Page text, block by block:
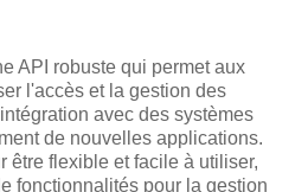
API robuste qui permet aux
l'accès et la gestion des
avec des systèmes
de nouvelles applications.
être flexible et facile à utiliser,
fonctionnalités pour la gestion